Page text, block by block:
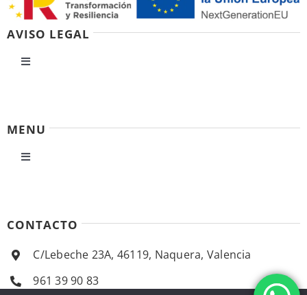
AVISO LEGAL
Toggle
Accesibilidad
Ayuda accesibilidad
MENU
Toggle
Productos
CONTACTO
C/Lebeche 23A, 46119, Naquera, Valencia
961 39 90 83